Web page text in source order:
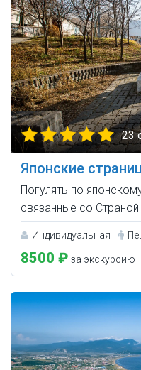
23
Японские
Погулять по
связанные со
Индивидуальная
8500 ₽ за экскурсию